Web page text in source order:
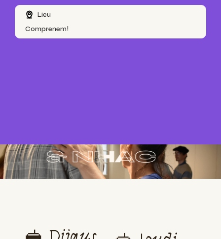
Lieu
Comprenem!